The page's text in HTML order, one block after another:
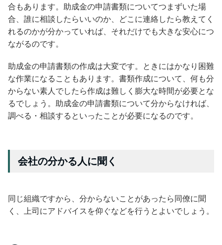
合もあります。助成金の申請書類についてつまずいた場
合、誰に相談したらいいのか、どこに連絡したら教えてく
れるのかが分かっていれば、それだけでも大きな安心につ
ながるのです。
助成金の申請書類の作成は大変です。ときにはかなり困難
な作業になることもあります。書類作成について、何も分
からない素人でしたら作成は難しく膨大な時間が必要とな
るでしょう。助成金の申請書類について分からなければ、
調べる・相談するといったことが必要になるのです。
会社の分かる人に聞く
同じ組織ですから、分からないことがあったら同僚に聞
く、上司にアドバイスを仰ぐなどを行うとよいでしょう。